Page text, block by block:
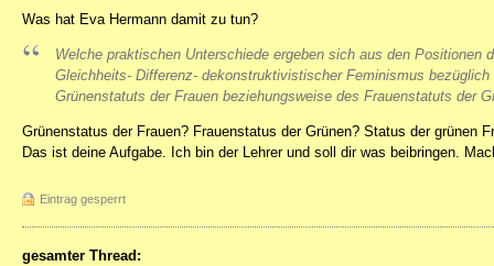
Was hat Eva Hermann damit zu tun?
Welche praktischen Unterschiede ergeben sich aus den Positionen
Gleichheits- Differenz- dekonstruktivistischer Feminismus bezüglich
Grünenstatuts der Frauen beziehungsweise des Frauenstatuts der
Grünenstatus der Frauen? Frauenstatus der Grünen? Status der grünen
Das ist deine Aufgabe. Ich bin der Lehrer und soll dir was beibringen.
Eintrag gesperrt
gesamter Thread: